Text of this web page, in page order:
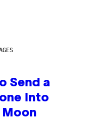
Send a
Into
Moon